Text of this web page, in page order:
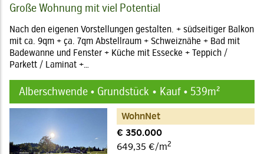
Große Wohnung mit viel Potential
Nach den eigenen Vorstellungen gestalten. + südseitiger Balkon
mit ca. 9qm + ça. 7qm Abstellraum + Schweiznähe + Bad mit
Badewanne und Fenster + Küche mit Essecke + Teppich /
Parkett / Laminat +…
Alberschwende • Grundstück Kauf • 539m²
WohnNet
€ 350.000
649,35 €/m2